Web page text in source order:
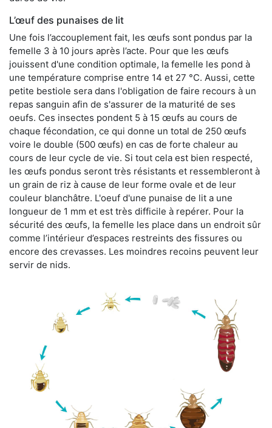
L’œuf des punaises de lit
Une fois l’accouplement fait, les œufs sont pondus par la
femelle 3 à 10 jours après l’acte. Pour que les œufs
jouissent d'une condition optimale, la femelle les pond à
une température comprise entre 14 et 27 °C. Aussi, cette
petite bestiole sera dans l'obligation de faire recours à un
repas sanguin afin de s'assurer de la maturité de ses
oeufs. Ces insectes pondent 5 à 15 œufs au cours de
chaque fécondation, ce qui donne un total de 250 œufs
voire le double (500 œufs) en cas de forte chaleur au
cours de leur cycle de vie. Si tout cela est bien respecté,
les œufs pondus seront très résistants et ressembleront à
un grain de riz à cause de leur forme ovale et de leur
couleur blanchâtre. L'oeuf d'une punaise de lit a une
longueur de 1 mm et est très difficile à repérer. Pour la
sécurité des œufs, la femelle les place dans un endroit sûr
comme l’intérieur d’espaces restreints des fissures ou
encore des crevasses. Les moindres recoins peuvent leur
servir de nids.